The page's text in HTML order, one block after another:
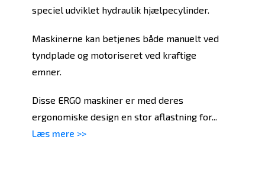
speciel udviklet hydraulik hjælpecylinder.
Maskinerne kan betjenes både manuelt ved
tyndplade og motoriseret ved kraftige
emner.
Disse ERGO maskiner er med deres
ergonomiske design en stor aflastning for...
Læs mere >>